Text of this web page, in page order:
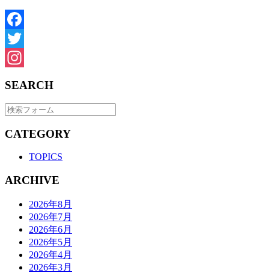
Facebook
Twitter
SEARCH
CATEGORY
TOPICS
ARCHIVE
2026年8月
2026年7月
2026年6月
2026年5月
2026年4月
2026年3月